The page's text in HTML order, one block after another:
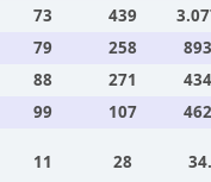
73 439
79 258
88 271
99 107
11 28